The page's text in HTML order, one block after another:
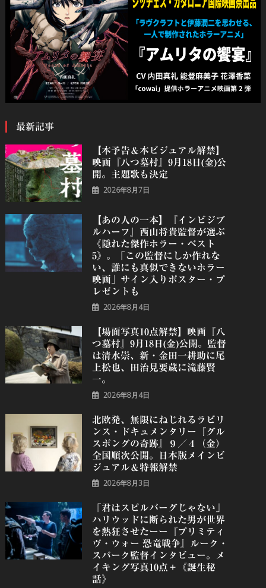
最新記事
【本予告＆本ビジュアル解禁】
映画『八つ墓村』9月18日(金)公
開。主題歌も決定
2026年8月7日
【あの人の一本】『インビジブ
ルハーフ』⻄⼭将貴監督が選ぶ
《隠れた傑作ホラー・ベスト
5》。「この監督にしか作れな
い、誰にも真似できないホラー
映画」サイン入りポスター・プ
レゼントも
2026年8月4日
【場面写真10点解禁】映画『八
つ墓村』9月18日(金)公開。監督
は清水崇、新・金田一耕助に尾
上松也、田治見要蔵に滝藤賢
一。
2026年8月4日
北欧発、無限にねじれるラビリ
ンス・ドキュメンタリー『グル
スポングの奇跡』９／４（金）
全国順次公開。日本版メインビ
ジュアル＆特報解禁
2026年8月3日
「君はスピルバーグじゃない」
ハリウッドに断られた男が世界
を熱狂させたーー『プリミティ
ヴ・ウォー 恐⻯戦争』ルーク・
スパーク監督インタビュー。メ
イキング写真10点＋《誕⽣秘
話》